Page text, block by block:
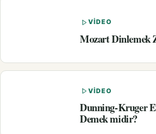
VIDEO
Mozart Dinlemek
VIDEO
Dunning-Kruger
Demek midir?